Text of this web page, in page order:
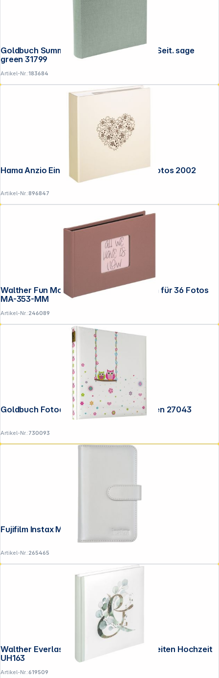
Goldbuch Summertime 30x31 100 weiße Seit. sage
green 31799
Artikel-Nr.:183684
Hama Anzio Einsteck/Memo 10x15 200 Fotos 2002
Artikel-Nr.:896847
Walther Fun Mocha Mousse 10x15 Album für 36 Fotos
MA-353-MM
Artikel-Nr.:246089
Goldbuch Fotoalbum Eule 30x31 60 Seiten 27043
Artikel-Nr.:730093
Fujifilm Instax Mini Album clay white
Artikel-Nr.:265465
Walther Everlasting 28x30,5 50 weiße Seiten Hochzeit
UH163
Artikel-Nr.:619509